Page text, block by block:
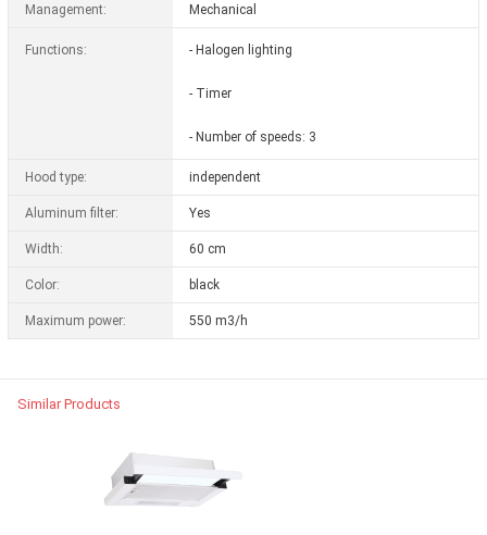
Management: Mechanical
Functions: - Halogen lighting
- Timer
- Number of speeds: 3
Hood type: independent
Aluminum filter: Yes
Width: 60 cm
Color: black
Maximum power: 550 m3/h
Similar Products